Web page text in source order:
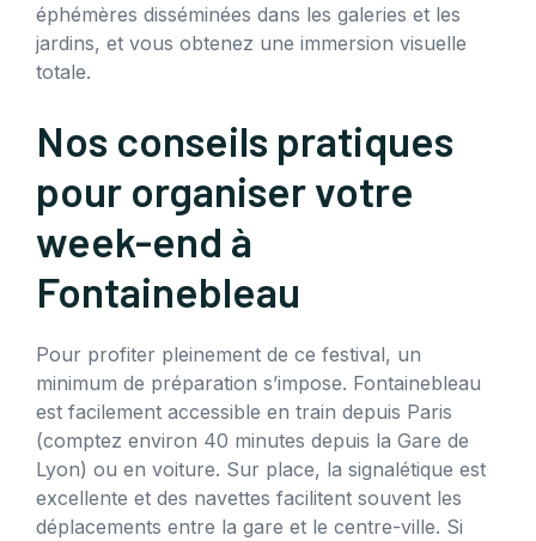
éphémères disséminées dans les galeries et les
jardins, et vous obtenez une immersion visuelle
totale.
Nos conseils pratiques
pour organiser votre
week-end à
Fontainebleau
Pour profiter pleinement de ce festival, un
minimum de préparation s’impose. Fontainebleau
est facilement accessible en train depuis Paris
(comptez environ 40 minutes depuis la Gare de
Lyon) ou en voiture. Sur place, la signalétique est
excellente et des navettes facilitent souvent les
déplacements entre la gare et le centre-ville. Si